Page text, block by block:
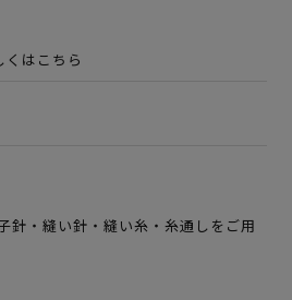
くはこちら
針・縫い針・縫い糸・糸通しをご用